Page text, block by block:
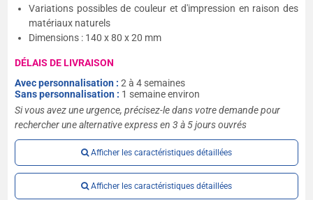
Variations possibles de couleur et d'impression en raison des
matériaux naturels
Dimensions : 140 x 80 x 20 mm
DÉLAIS DE LIVRAISON
Avec personnalisation :2 à 4 semaines
Sans personnalisation : 1 semaine environ
Si vous avez une urgence, précisez-le dans votre demande pour
rechercher une alternative express en 3 à 5 jours ouvrés
Afficher les caractéristiques détaillées
Afficher les caractéristiques détaillées